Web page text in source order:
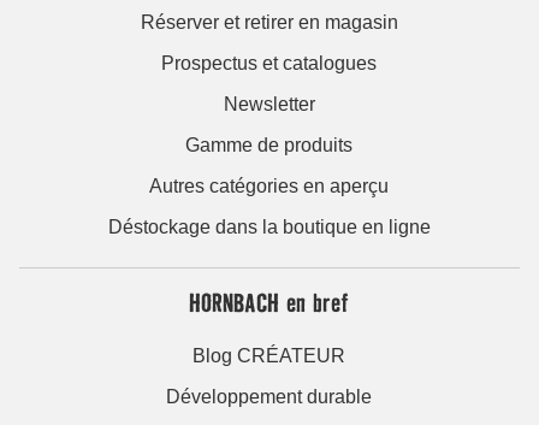
Réserver et retirer en magasin
Prospectus et catalogues
Newsletter
Gamme de produits
Autres catégories en aperçu
Déstockage dans la boutique en ligne
HORNBACH en bref
Blog CRÉATEUR
Développement durable